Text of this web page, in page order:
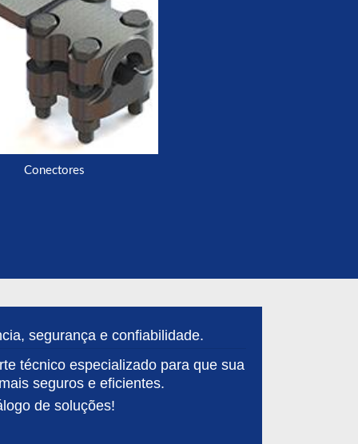
Conectores
segurança e confiabilidade.
técnico especializado para que sua
seguros e eficientes.
de soluções!